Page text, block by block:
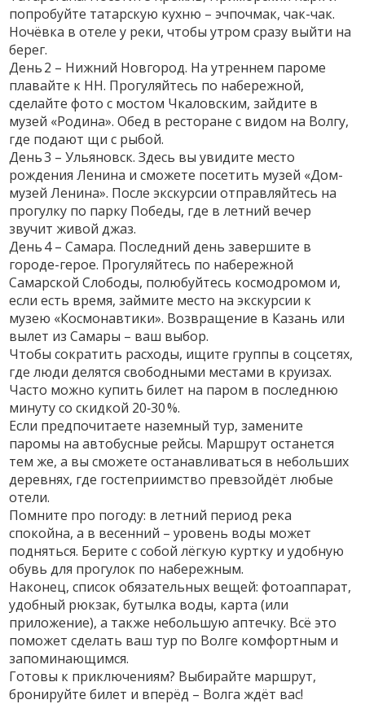
попробуйте татарскую кухню – эчпочмак, чак-чак.
Ночёвка в отеле у реки, чтобы утром сразу выйти на
берег.
День 2 – Нижний Новгород. На утреннем пароме
плавайте к НН. Прогуляйтесь по набережной,
сделайте фото с мостом Чкаловским, зайдите в
музей «Родина». Обед в ресторане с видом на Волгу,
где подают щи с рыбой.
День 3 – Ульяновск. Здесь вы увидите место
рождения Ленина и сможете посетить музей «Дом-
музей Ленина». После экскурсии отправляйтесь на
прогулку по парку Победы, где в летний вечер
звучит живой джаз.
День 4 – Самара. Последний день завершите в
городе-герое. Прогуляйтесь по набережной
Самарской Слободы, полюбуйтесь космодромом и,
если есть время, займите место на экскурсии к
музею «Космонавтики». Возвращение в Казань или
вылет из Самары – ваш выбор.
Чтобы сократить расходы, ищите группы в соцсетях,
где люди делятся свободными местами в круизах.
Часто можно купить билет на паром в последнюю
минуту со скидкой 20‑30 %.
Если предпочитаете наземный тур, замените
паромы на автобусные рейсы. Маршрут останется
тем же, а вы сможете останавливаться в небольших
деревнях, где гостеприимство превзойдёт любые
отели.
Помните про погоду: в летний период река
спокойна, а в весенний – уровень воды может
подняться. Берите с собой лёгкую куртку и удобную
обувь для прогулок по набережным.
Наконец, список обязательных вещей: фотоаппарат,
удобный рюкзак, бутылка воды, карта (или
приложение), а также небольшую аптечку. Всё это
поможет сделать ваш тур по Волге комфортным и
запоминающимся.
Готовы к приключениям? Выбирайте маршрут,
бронируйте билет и вперёд – Волга ждёт вас!